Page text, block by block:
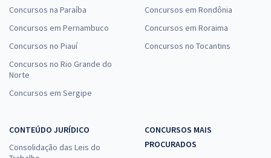
Concursos na Paraíba
Concursos em Pernambuco
Concursos no Piauí
Concursos no Rio Grande do
Norte
Concursos em Sergipe
Concursos em Rondônia
Concursos em Roraima
Concursos no Tocantins
CONTEÚDO JURÍDICO
Consolidação das Leis do
CONCURSOS MAIS
PROCURADOS